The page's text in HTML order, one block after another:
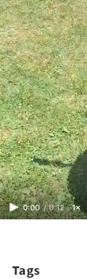
0:00 / 0:12 1×
Tags